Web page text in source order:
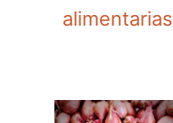
alimentarias